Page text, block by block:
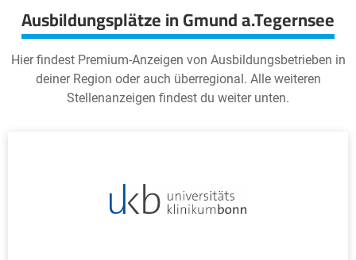
Ausbildungsplätze in Gmund a.Tegernsee
Hier findest Premium-Anzeigen von Ausbildungsbetrieben in
deiner Region oder auch überregional. Alle weiteren
Stellenanzeigen findest du weiter unten.